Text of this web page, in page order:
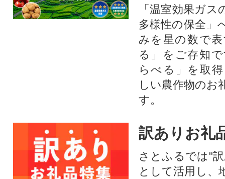
「温室効果ガ
多様性の保全」
みを星の数で
る」をご存知
らべる」を取
しい農作物のお
す。​
訳ありお礼
さとふるでは"
として活用し、